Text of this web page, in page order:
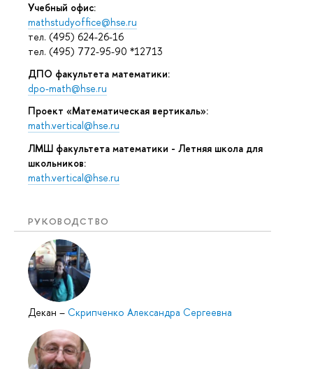
Учебный офис:
mathstudyoffice@hse.ru
тел. (495) 624-26-16
тел. (495) 772-95-90 *12713
ДПО факультета математики:
dpo-math@hse.ru
Проект «Математическая вертикаль»:
math.vertical@hse.ru
ЛМШ факультета математики - Летняя школа для
школьников:
math.vertical@hse.ru
РУКОВОДСТВО
Декан – Скрипченко Александра Сергеевна